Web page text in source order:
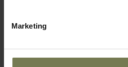
Marketing